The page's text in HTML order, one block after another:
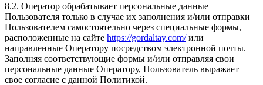
8.2. Оператор обрабатывает персональные данные
Пользователя только в случае их заполнения и/или отправки
Пользователем самостоятельно через специальные формы,
расположенные на сайте https://gordaltay.com/или
направленные Оператору посредством электронной почты.
Заполняя соответствующие формы и/или отправляя свои
персональные данные Оператору, Пользователь выражает
свое согласие с данной Политикой.